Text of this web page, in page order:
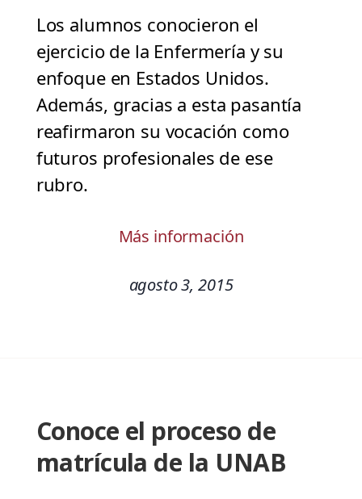
Los alumnos conocieron el
ejercicio de la Enfermería y su
enfoque en Estados Unidos.
Además, gracias a esta pasantía
reafirmaron su vocación como
futuros profesionales de ese
rubro.
Más información
agosto 3, 2015
Conoce el proceso de
matrícula de la UNAB